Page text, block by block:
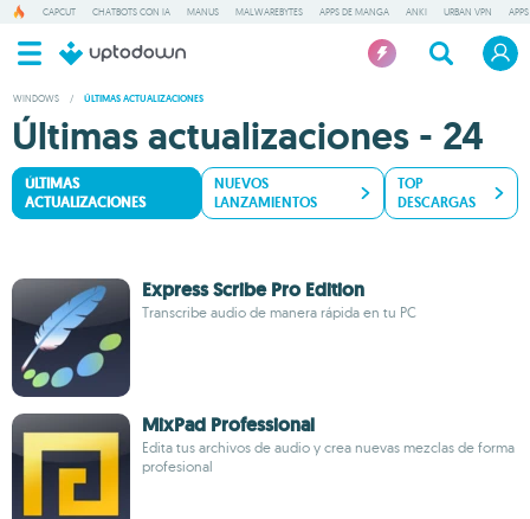
CAPCUT CHATBOTS CON IA MANUS MALWAREBYTES APPS DE MANGA ANKI URBAN VPN
WINDOWS / ÚLTIMAS ACTUALIZACIONES
Últimas actualizaciones - 24
ÚLTIMAS
ACTUALIZACIONES
NUEVOS
LANZAMIENTOS
TOP
DESCARGAS
Express Scribe Pro Edition
Transcribe audio de manera rápida en tu PC
MixPad Professional
Edita tus archivos de audio y crea nuevas mezclas de forma
profesional